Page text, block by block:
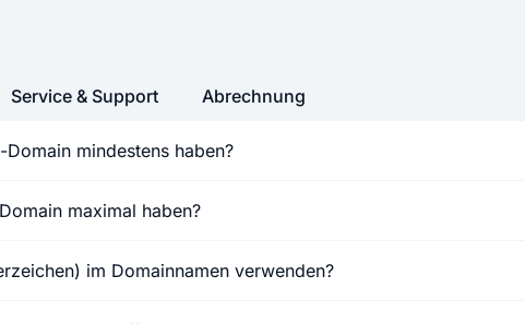
mindestens haben?
maximal haben?
im Domainnamen verwenden?
Service & Support Abrechnung